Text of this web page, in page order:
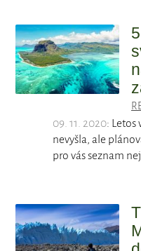
09. 11. 2020: Letos
nevyšla, ale
pro vás seznam